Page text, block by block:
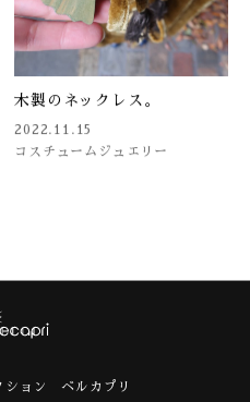
木製のネックレス。
2022.11.15
コスチュームジュエリー
ション ベルカプリ